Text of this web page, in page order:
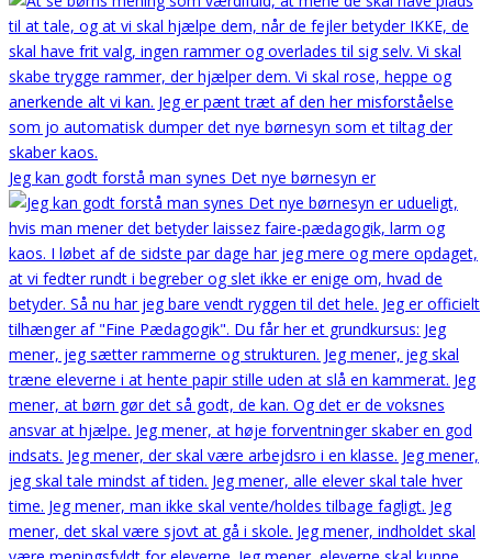
Jeg kan godt forstå man synes Det nye børnesyn er